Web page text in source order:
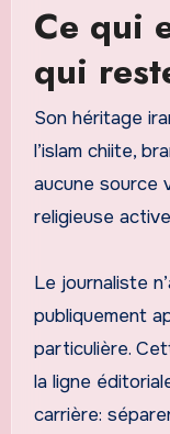
Ce qui
qui
Son héritage
l’islam chiite,
aucune source
religieuse
Le journaliste
publiquement
particulière.
la ligne
carrière: